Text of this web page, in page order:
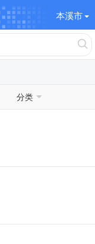
本溪市
分类